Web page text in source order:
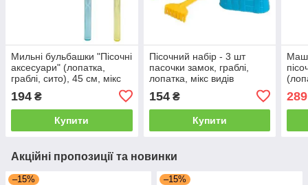
Мильні бульбашки "Пісочні
аксесуари" (лопатка,
граблі, сито), 45 см, мікс
194 ₴
Купити
Пісочний набір - 3 шт
пасочки замок, граблі,
лопатка, мікс видів
154₴
Купити
289
Акційні пропозиції та новинки
–15% –15%